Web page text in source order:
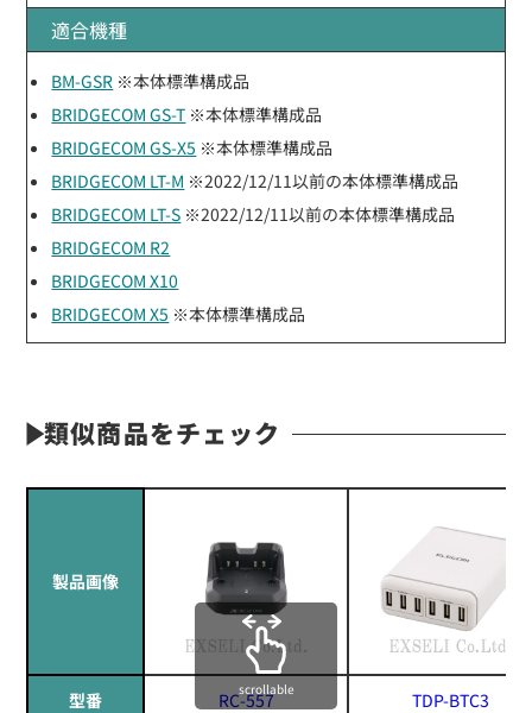
適合機種
BM-GSR ※本体標準構成品
BRIDGECOM GS-T ※本体標準構成品
BRIDGECOM GS-X5 ※本体標準構成品
BRIDGECOM LT-M ※2022/12/11以前の本体標準構成品
BRIDGECOM LT-S ※2022/12/11以前の本体標準構成品
BRIDGECOM R2
BRIDGECOM X10
BRIDGECOM X5 ※本体標準構成品
類似商品をチェック
製品画像
型番 RC-557 TDP-BTC3
scrollable